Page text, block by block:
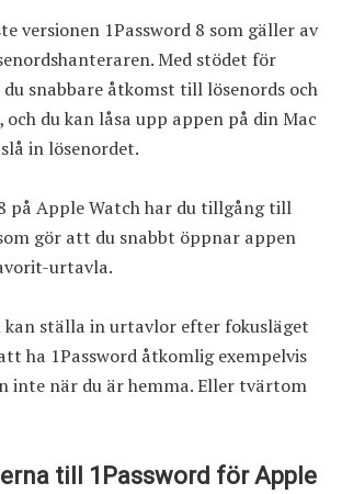
versionen 1Password 8 som gäller av
Med stödet för
snabbare åtkomst till lösenords och
och du kan låsa upp appen på din Mac
in lösenordet.
på Apple Watch har du tillgång till
gör att du snabbt öppnar appen
urtavla.
kan ställa in urtavlor efter fokusläget
ha 1Password åtkomlig exempelvis
inte när du är hemma. Eller tvärtom
till 1Password för Apple